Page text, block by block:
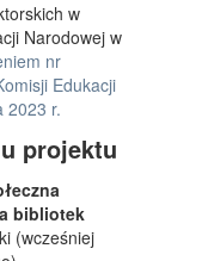
w
Narodowej w
nr
Edukacji
2023 r.
projektu
bibliotek
(wcześniej